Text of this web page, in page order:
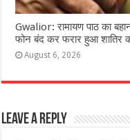
Gwalior: रामायण पाठ का
फोन बंद कर फरार हुआ शातिर
August 6, 2026
Leave a Reply